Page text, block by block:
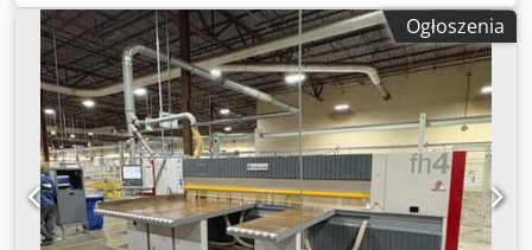
podnoszony stół z tyłu. Wysokość cięcia 125 mm. Wymiary
całkowite: szerokość 7060 mm x głębokość 9490 mm. 7
sztuk chwytaków z pneumatyczną regulacją. Rolki do
pozycjonowania bocznego, montowane od dołu. Certyfikat
CE i oprogramowanie optymalizacyjne w zestawie.
Chodpozkb T Dsfx Akboa Stan bardzo dobry. Dostępna od
ręki.
Ogłoszenia